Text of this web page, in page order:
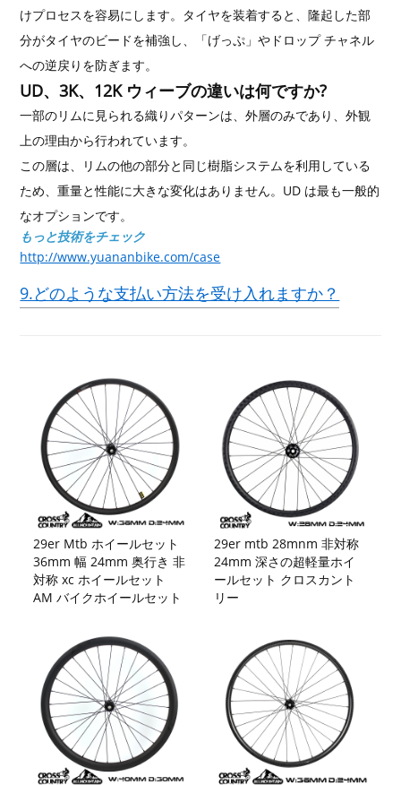
けプロセスを容易にします。タイヤを装着すると、隆起した部
分がタイヤのビードを補強し、「げっぷ」やドロップ チャネル
への逆戻りを防ぎます。
UD、3K、12K ウィーブの違いは何ですか?
一部のリムに見られる織りパターンは、外層のみであり、外観
上の理由から行われています。
この層は、リムの他の部分と同じ樹脂システムを利用している
ため、重量と性能に大きな変化はありません。UD は最も一般的
なオプションです。
もっと技術をチェック
http://www.yuananbike.com/case
9.どのような支払い方法を受け入れますか？
29er Mtb ホイールセット
36mm 幅 24mm 奥行き 非
対称 xc ホイールセット
AM バイクホイールセット
29er mtb 28mnm 非対称
24mm 深さの超軽量ホイ
ールセット クロスカント
リー